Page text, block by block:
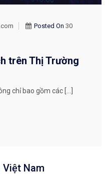
Posted On 30
trên Thị Trường
chỉ bao gồm các […]
Nam